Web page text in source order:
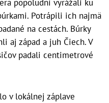
popoludní vyrážali ku
Potrápili ich najmä
na cestách. Búrky
aj západ a juh Čiech. V
padali centimetrové
v lokálnej záplave